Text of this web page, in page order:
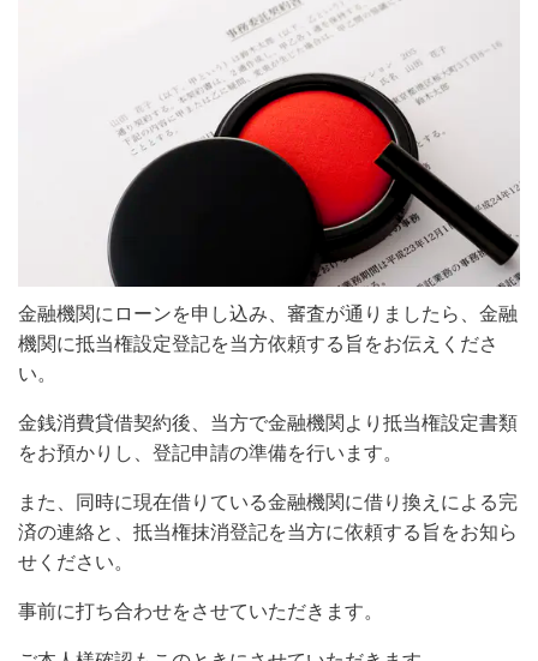
金融機関にローンを申し込み、審査が通りましたら、金融
機関に抵当権設定登記を当方依頼する旨をお伝えくださ
い。
金銭消費貸借契約後、当方で金融機関より抵当権設定書類
をお預かりし、登記申請の準備を行います。
また、同時に現在借りている金融機関に借り換えによる完
済の連絡と、抵当権抹消登記を当方に依頼する旨をお知ら
せください。
事前に打ち合わせをさせていただきます。